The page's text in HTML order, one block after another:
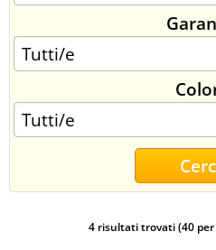
SPEDIZIONI
CONTATTI
4 risultati trovati (40